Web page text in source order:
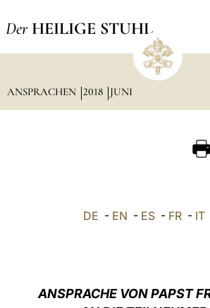
Der HEILIGE STUHL
ANSPRACHEN 2018 JUNI
DE - EN - ES - FR - IT
ANSPRACHE VON PAPST